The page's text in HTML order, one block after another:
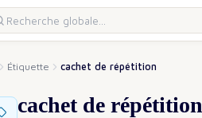
Étiquette cachet de répétition
cachet de répétition